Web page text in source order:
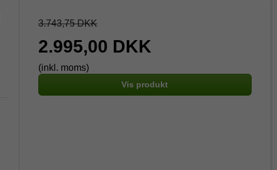
3.743,75 DKK
2.995,00 DKK
(inkl. moms)
Vis produkt